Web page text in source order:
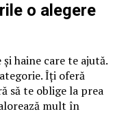
o alegere
haine care te ajută.
Îți oferă
să te oblige la prea
mult în